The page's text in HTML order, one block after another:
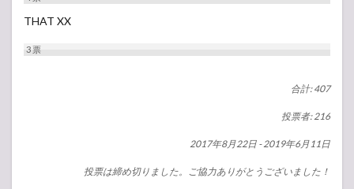
THAT XX
3票
合計: 407
投票者: 216
2017年8月22日 -2019年6月11日
投票は締め切りました。ご協力ありがとうございました！